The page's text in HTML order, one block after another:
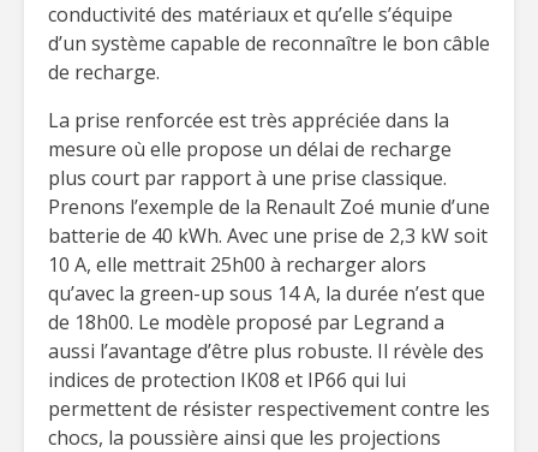
conductivité des matériaux et qu’elle s’équipe
d’un système capable de reconnaître le bon câble
de recharge.
La prise renforcée est très appréciée dans la
mesure où elle propose un délai de recharge
plus court par rapport à une prise classique.
Prenons l’exemple de la Renault Zoé munie d’une
batterie de 40 kWh. Avec une prise de 2,3 kW soit
10 A, elle mettrait 25h00 à recharger alors
qu’avec la green-up sous 14 A, la durée n’est que
de 18h00. Le modèle proposé par Legrand a
aussi l’avantage d’être plus robuste. Il révèle des
indices de protection IK08 et IP66 qui lui
permettent de résister respectivement contre les
chocs, la poussière ainsi que les projections